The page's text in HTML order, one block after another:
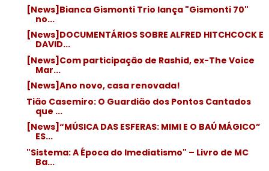
[News]Bianca Gismonti Trio lança "Gismonti 70"
no...
[News]DOCUMENTÁRIOS SOBRE ALFRED HITCHCOCK E
DAVID...
[News]Com participação de Rashid, ex-The Voice
Mar...
[News]Ano novo, casa renovada!
Tião Casemiro: O Guardião dos Pontos Cantados
que ...
[News]“MÚSICA DAS ESFERAS: MIMI E O BAÚ MÁGICO”
ES...
"Sistema: A Época do Imediatismo" – Livro de MC
Ba...